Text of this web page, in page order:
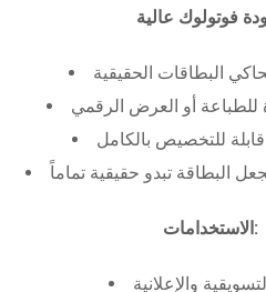
البطاقات الحقيقية
للطباعة أو العرض الرقمي
للتخصيص بالكامل
البطاقة تبدو حقيقية تماماً
الاستخدامات:
والإعلانية